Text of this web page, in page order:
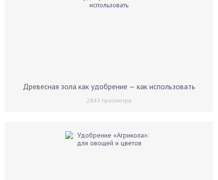
Древесная зола как удобрение — как использовать
2843 просмотра